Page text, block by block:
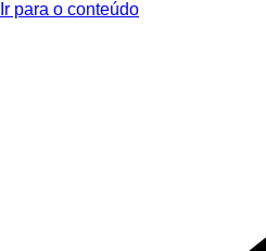
Ir para o conteúdo